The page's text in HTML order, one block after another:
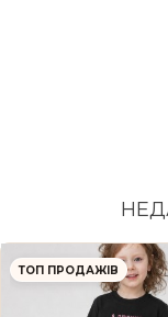
ТОП ПРОДАЖІВ